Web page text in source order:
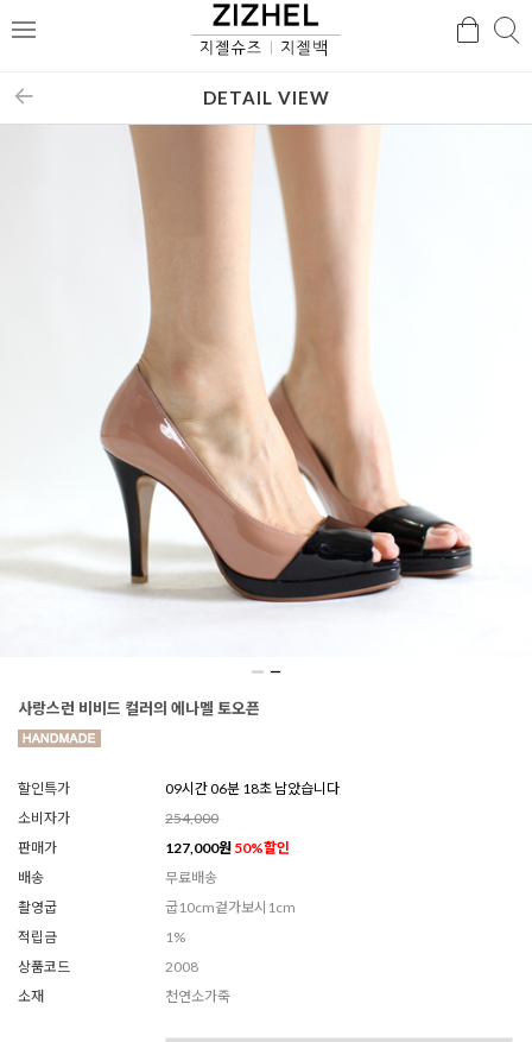
메
검
DETAIL VIEW
사랑스런 비비드 컬러의 에나멜 토오픈
할인특가
09시간 06분 15초 남았습니다
소비자가
254,000
판매가
127,000원 50%할인
배송
무료배송
촬영굽
굽10cm겉가보시1cm
적립금
1%
상품코드
2008
소재
천연소가죽